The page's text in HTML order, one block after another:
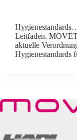
Leitfaden.
aktuelle
Hygienestandards